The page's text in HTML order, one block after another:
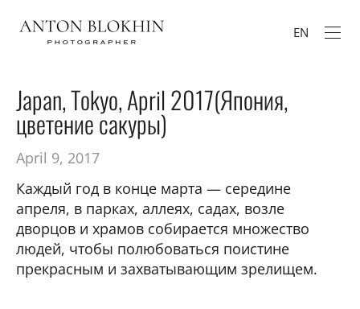
EN
Japan, Tokyo, April 2017(Япония,
цветение сакуры)
April 9, 2017
Каждый год в конце марта — середине
апреля, в парках, аллеях, садах, возле
дворцов и храмов собирается множество
людей, чтобы полюбоваться поистине
прекрасным и захватывающим зрелищем.